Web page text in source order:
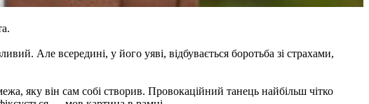
Але всередині, у його уяві, відбувається боротьба зі страхами,
яку він сам собі створив. Провокаційний танець найбільш чітко